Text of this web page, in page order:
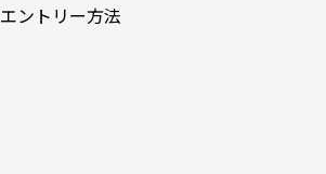
エントリー方法